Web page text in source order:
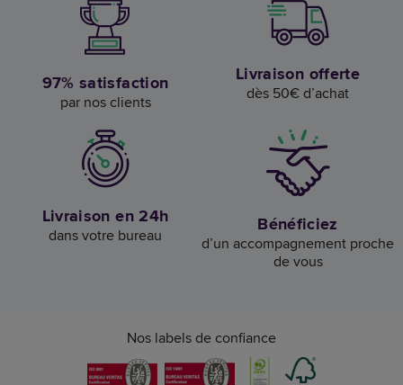
97% satisfaction
par nos clients
Livraison offerte
dès 50€ d’achat
Livraison en 24h
dans votre bureau Bénéficiez
d’un accompagnement proche
de vous
Nos labels de confiance